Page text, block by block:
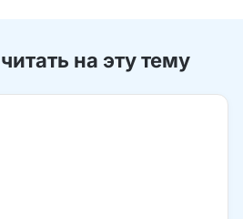
на эту тему